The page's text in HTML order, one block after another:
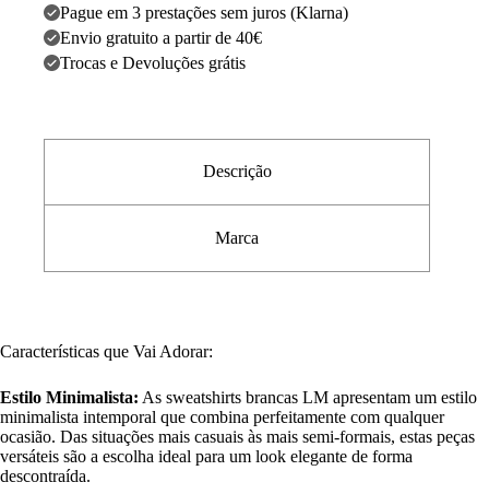
Pague em 3 prestações sem juros (Klarna)
Envio gratuito a partir de 40€
Trocas e Devoluções grátis
Descrição
Marca
Características que Vai Adorar:
Estilo Minimalista: As sweatshirts brancas LM apresentam um estilo
minimalista intemporal que combina perfeitamente com qualquer
ocasião. Das situações mais casuais às mais semi-formais, estas peças
versáteis são a escolha ideal para um look elegante de forma
descontraída.